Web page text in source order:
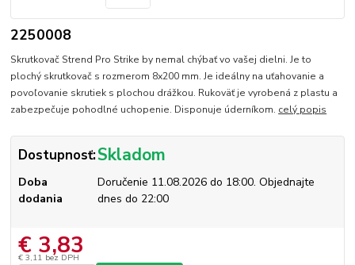
2250008
Skrutkovač Strend Pro Strike by nemal chýbať vo vašej dielni. Je to
plochý skrutkovač s rozmerom 8x200 mm. Je ideálny na uťahovanie a
povoľovanie skrutiek s plochou drážkou. Rukoväť je vyrobená z plastu a
zabezpečuje pohodlné uchopenie. Disponuje úderníkom. celý popis
Dostupnosť:Skladom
Doba
dodania
Doručenie 11.08.2026 do 18:00. Objednajte
dnes do 22:00
€ 3,83
€ 3,11 bez DPH